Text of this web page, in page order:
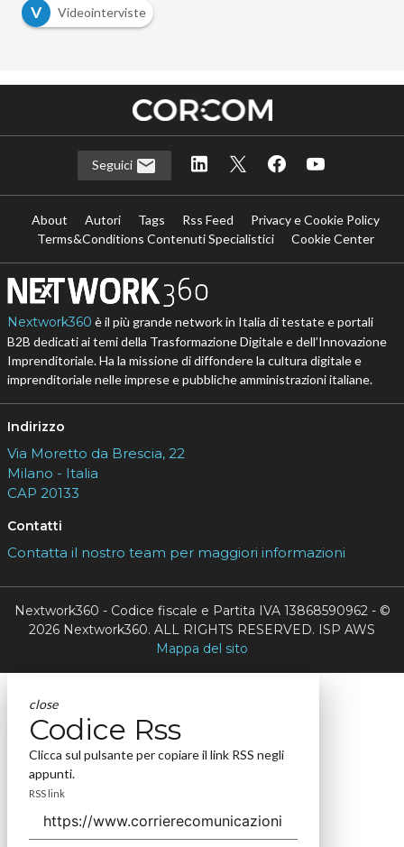
V Videointerviste
Seguici
About Autori Tags Rss Feed
Privacy e Cookie Policy
Terms&Conditions Contenuti Specialistici
Cookie Center
Nextwork360 è il più grande network in Italia di testate e portali
B2B dedicati ai temi della Trasformazione Digitale e dell’Innovazione
Imprenditoriale. Ha la missione di diffondere la cultura digitale e
imprenditoriale nelle imprese e pubbliche amministrazioni italiane.
Indirizzo
Via Moretto da Brescia, 22
Milano - Italia
CAP 20133
Contatti
Contatta il nostro team per maggiori informazioni
Nextwork360 - Codice fiscale e Partita IVA 13868590962 - ©
2026 Nextwork360. ALL RIGHTS RESERVED. ISP AWS
Mappa del sito
close
Codice Rss
Clicca sul pulsante per copiare il link RSS negli
appunti.
RSS link